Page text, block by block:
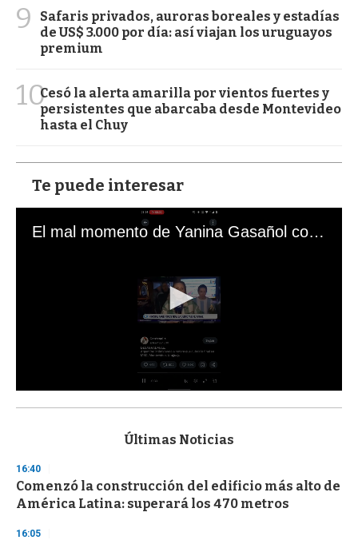
9
Safaris privados, auroras boreales y estadías
de US$ 3.000 por día: así viajan los uruguayos
premium
10Cesó la alerta amarilla por vientos fuertes y
persistentes que abarcaba desde Montevideo
hasta el Chuy
Te puede interesar
El mal momento de Yanina Gasañol con un hincha argentino en "Subrayado"
s
d
s
o
f
3
Últimas Noticias
16:40
Comenzó la construcción del edificio más alto de
América Latina: superará los 470 metros
16:05